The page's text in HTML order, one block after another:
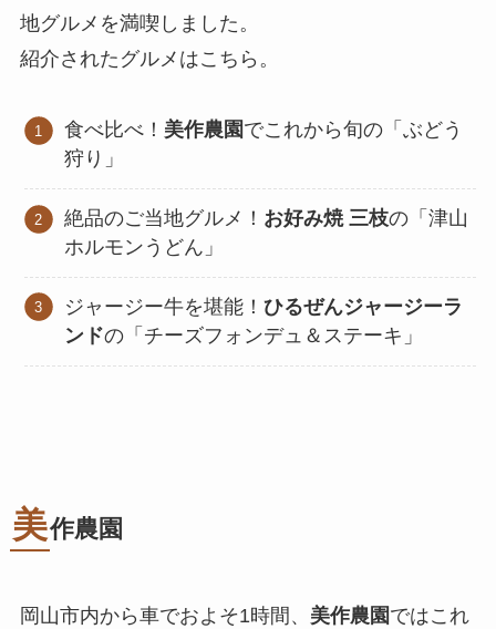
地グルメを満喫しました。
紹介されたグルメはこちら。
食べ比べ！ 美作農園でこれから旬の「ぶどう
狩り」
絶品のご当地グルメ！ お好み焼 三枝の「津山
ホルモンうどん」
ジャージー牛を堪能！ひるぜんジャージーラ
ンドの「チーズフォンデュ＆ステーキ」
美作農園
岡山市内から車でおよそ1時間、 美作農園ではこれ